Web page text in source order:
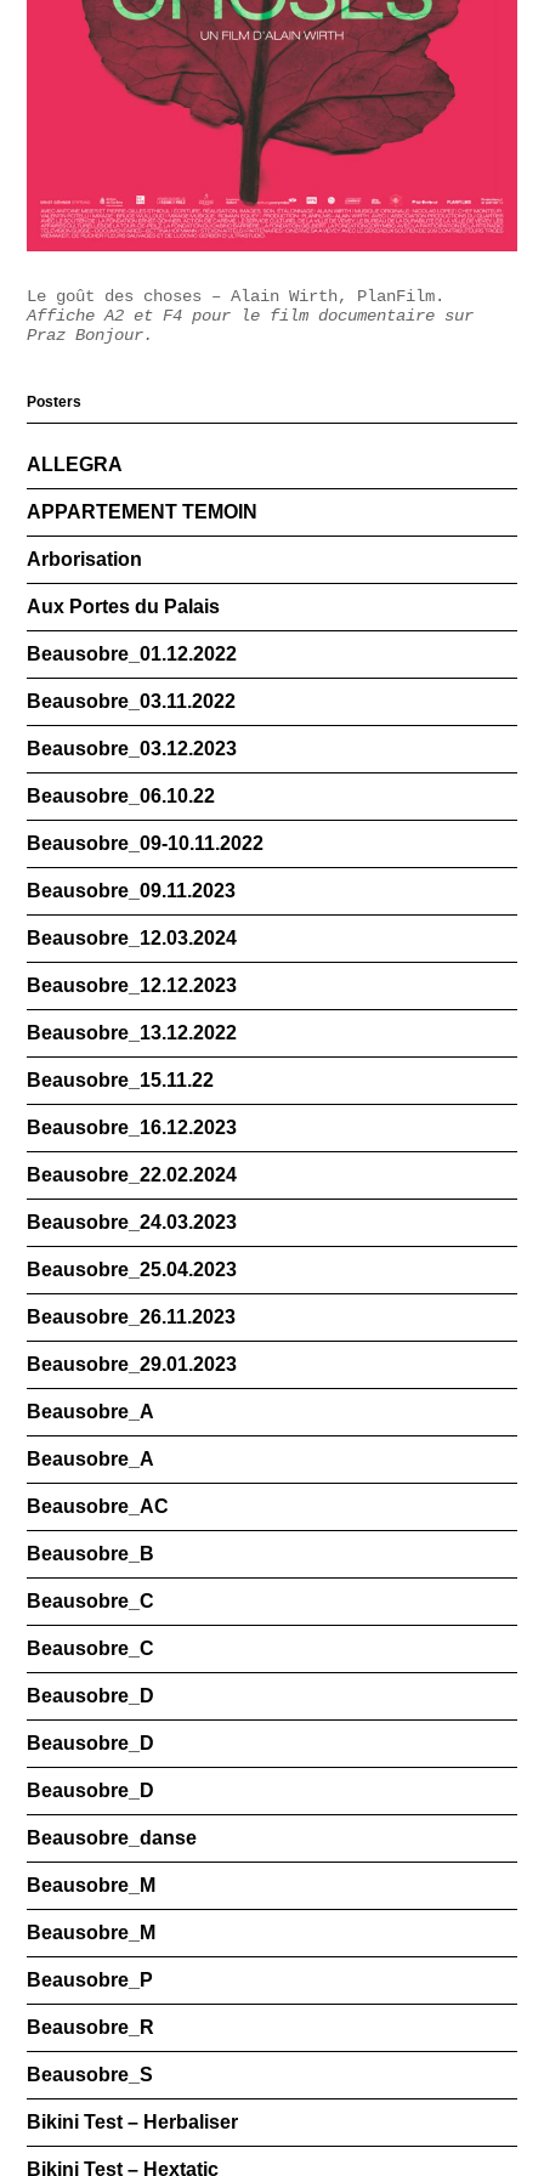
Le goût des choses – Alain Wirth, PlanFilm.
Affiche A2 et F4 pour le film documentaire sur
Praz Bonjour.
Posters
ALLEGRA
APPARTEMENT TEMOIN
Arborisation
Aux Portes du Palais
Beausobre_01.12.2022
Beausobre_03.11.2022
Beausobre_03.12.2023
Beausobre_06.10.22
Beausobre_09-10.11.2022
Beausobre_09.11.2023
Beausobre_12.03.2024
Beausobre_12.12.2023
Beausobre_13.12.2022
Beausobre_15.11.22
Beausobre_16.12.2023
Beausobre_22.02.2024
Beausobre_24.03.2023
Beausobre_25.04.2023
Beausobre_26.11.2023
Beausobre_29.01.2023
Beausobre_A
Beausobre_A
Beausobre_AC
Beausobre_B
Beausobre_C
Beausobre_C
Beausobre_D
Beausobre_D
Beausobre_D
Beausobre_danse
Beausobre_M
Beausobre_M
Beausobre_P
Beausobre_R
Beausobre_S
Bikini Test – Herbaliser
Bikini Test – Hextatic